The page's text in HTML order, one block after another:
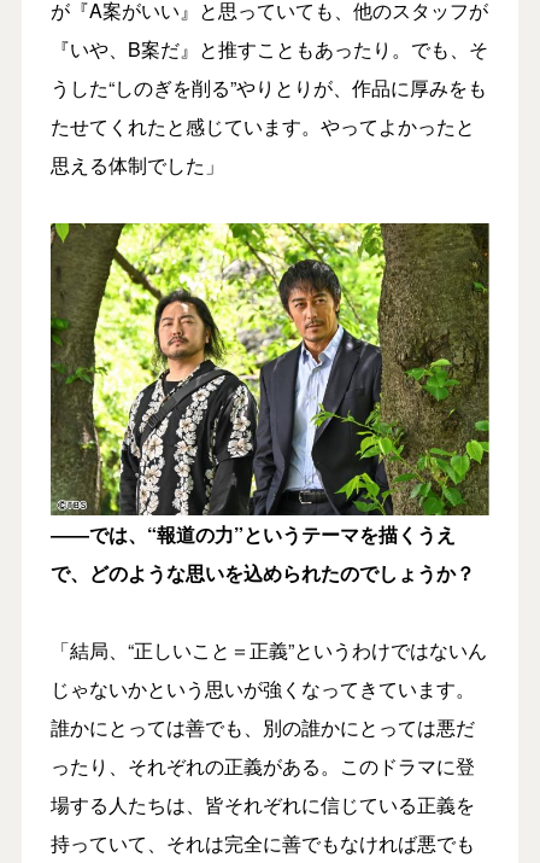
が『A案がいい』と思っていても、他のスタッフが
『いや、B案だ』と推すこともあったり。でも、そ
うした“しのぎを削る”やりとりが、作品に厚みをも
たせてくれたと感じています。やってよかったと
思える体制でした」
――では、“報道の力”というテーマを描くうえ
で、どのような思いを込められたのでしょうか？
「結局、“正しいこと＝正義”というわけではないん
じゃないかという思いが強くなってきています。
誰かにとっては善でも、別の誰かにとっては悪だ
ったり、それぞれの正義がある。このドラマに登
場する人たちは、皆それぞれに信じている正義を
持っていて、それは完全に善でもなければ悪でも